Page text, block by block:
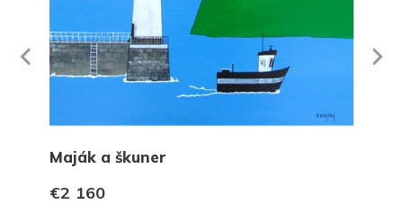
Maják a škuner
€2 160
Next